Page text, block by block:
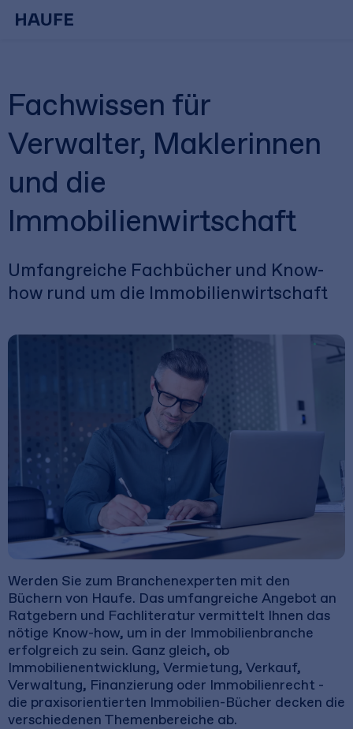
Fachwissen für
Verwalter, Maklerinnen
und die
Immobilienwirtschaft
Umfangreiche Fachbücher und Know-
how rund um die Immobilienwirtschaft
Werden Sie zum Branchenexperten mit den
Büchern von Haufe. Das umfangreiche Angebot an
Ratgebern und Fachliteratur vermittelt Ihnen das
nötige Know-how, um in der Immobilienbranche
erfolgreich zu sein. Ganz gleich, ob
Immobilienentwicklung, Vermietung, Verkauf,
Verwaltung, Finanzierung oder Immobilienrecht -
die praxisorientierten Immobilien-Bücher decken die
verschiedenen Themenbereiche ab.